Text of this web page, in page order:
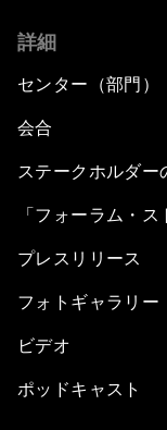
詳細
センター（部門）
会合
ステークホルダー
「フォーラム・ス
プレスリリース
フォトギャラリー
ビデオ
ポッドキャスト